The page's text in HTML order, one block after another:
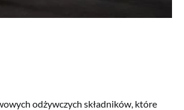
odżywczych składników, które